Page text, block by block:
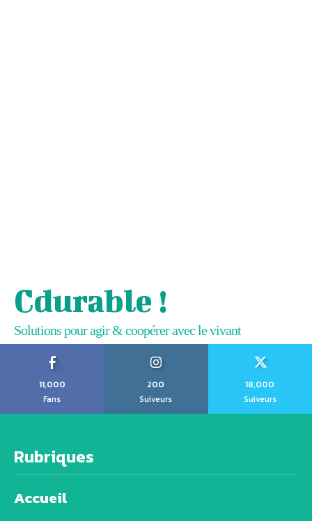
Cdurable !
Solutions pour agir & coopérer avec le vivant
11,000
Fans
200
Suiveurs
18,000
Suiveurs
Rubriques
Accueil